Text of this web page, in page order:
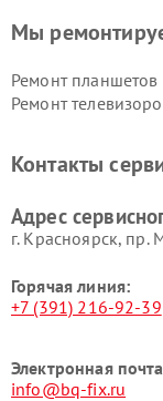
Мы
Ремонт планшетов
Ремонт
Контакты
Адрес
г. Красноярск, ​пр.
Горячая линия:
+7 (391) 216-92-39
Электронная
info@bq-fix.ru